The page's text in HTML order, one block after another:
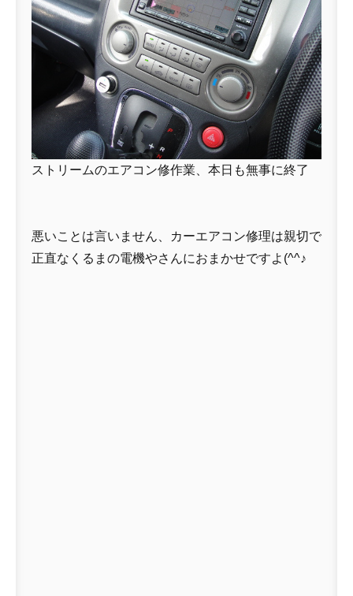
ストリームのエアコン修作業、本日も無事に終了
悪いことは言いません、カーエアコン修理は親切で
正直なくるまの電機やさんにおまかせですよ(^^♪